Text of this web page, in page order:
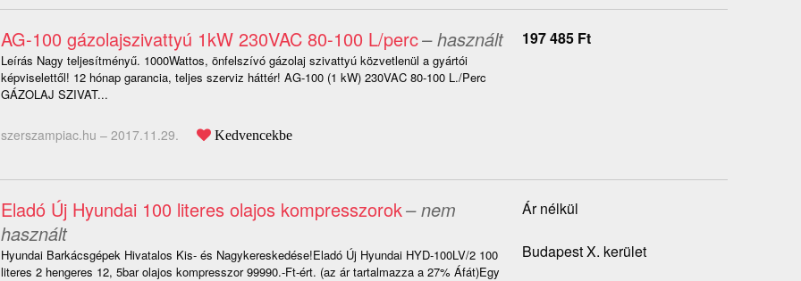
AG-100 gázolajszivattyú 1kW 230VAC 80-100 L/perc– használt
Leírás Nagy teljesítményű. 1000Wattos, önfelszívó gázolaj szivattyú közvetlenül a gyártói
képviselettől! 12 hónap garancia, teljes szerviz háttér! AG-100 (1 kW) 230VAC 80-100 L./Perc
GÁZOLAJ SZIVAT...
szerszampiac.hu – 2017.11.29. Kedvencekbe
197 485 Ft
Eladó Új Hyundai 100 literes olajos kompresszorok– nem
használt
Hyundai Barkácsgépek Hivatalos Kis- és Nagykereskedése!Eladó Új Hyundai HYD-100LV/2 100
literes 2 hengeres 12, 5bar olajos kompresszor 99990.-Ft-ért. (az ár tartalmazza a 27% Áfát)Egy
Ár nélkül
Budapest X. kerület